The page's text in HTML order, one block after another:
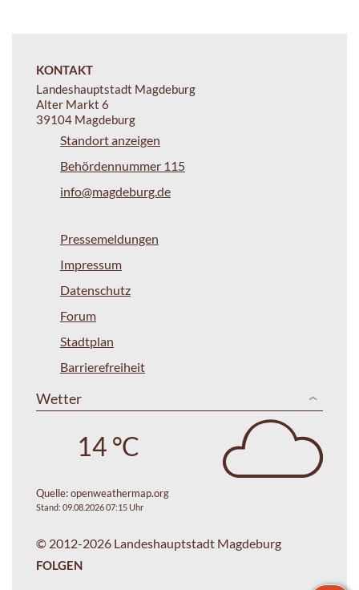
KONTAKT
Landeshauptstadt Magdeburg
Alter Markt 6
39104 Magdeburg
Standort anzeigen
Behördennummer 115
info@magdeburg.de
Pressemeldungen
Impressum
Datenschutz
Forum
Stadtplan
Barrierefreiheit
Wetter
14 °C
Quelle:openweathermap.org
Stand: 09.08.2026 07:15 Uhr
© 2012-2026 Landeshauptstadt Magdeburg
FOLGEN